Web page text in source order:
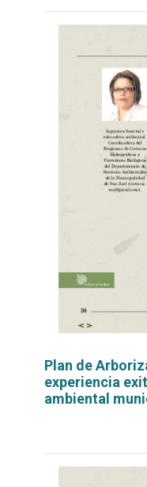
Plan de
experiencia
ambiental